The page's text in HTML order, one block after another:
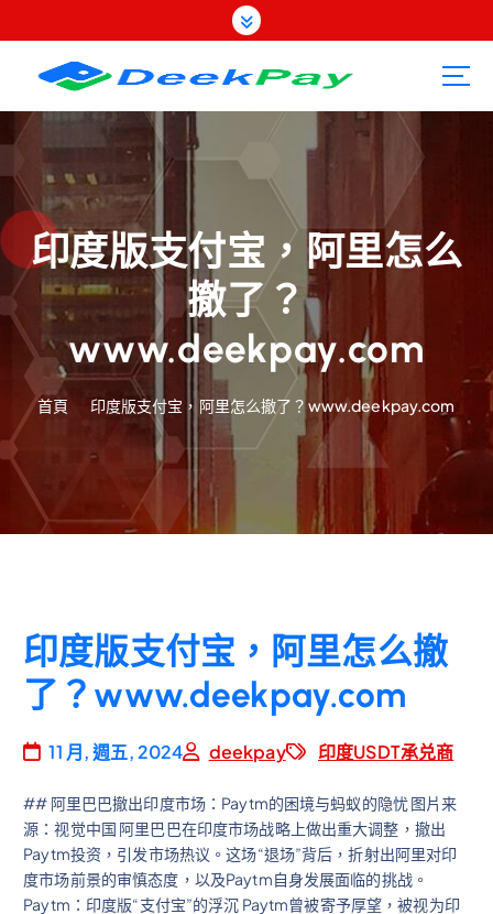
至
印度版支付宝，阿里怎么
撤了？
www.deekpay.com
首頁 印度版支付宝，阿里怎么撤了？www.deekpay.com
印度版支付宝，阿里怎么撤
了？www.deekpay.com
11 月, 週五, 2024 deekpay 印度USDT承兑商
## 阿里巴巴撤出印度市场：Paytm的困境与蚂蚁的隐忧 图片来
源：视觉中国 阿里巴巴在印度市场战略上做出重大调整，撤出
Paytm投资，引发市场热议。这场“退场”背后，折射出阿里对印
度市场前景的审慎态度，以及Paytm自身发展面临的挑战。
Paytm：印度版“支付宝”的浮沉 Paytm曾被寄予厚望，被视为印